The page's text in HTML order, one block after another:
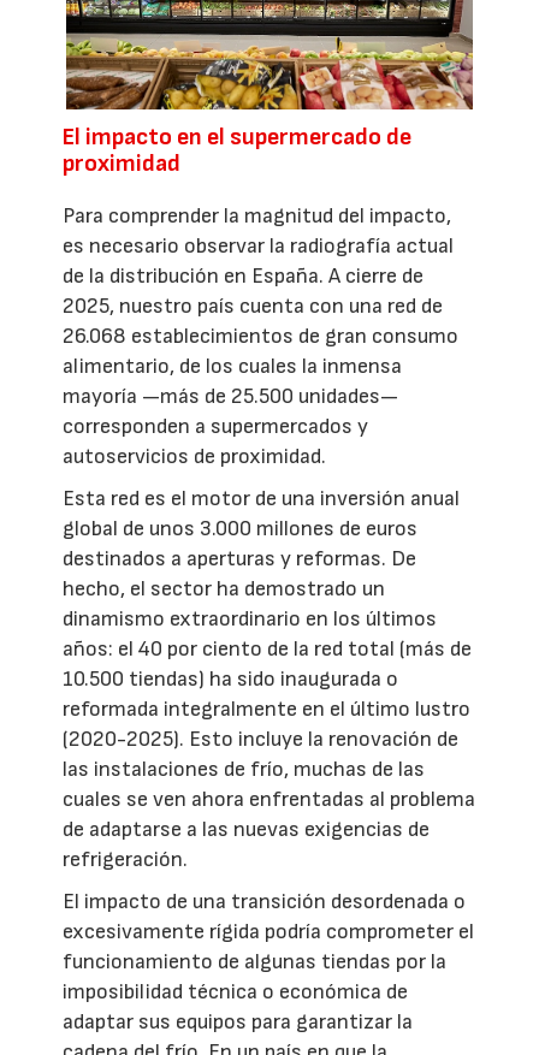
El impacto en el supermercado de
proximidad
Para comprender la magnitud del impacto,
es necesario observar la radiografía actual
de la distribución en España. A cierre de
2025, nuestro país cuenta con una red de
26.068 establecimientos de gran consumo
alimentario, de los cuales la inmensa
mayoría —más de 25.500 unidades—
corresponden a supermercados y
autoservicios de proximidad.
Esta red es el motor de una inversión anual
global de unos 3.000 millones de euros
destinados a aperturas y reformas. De
hecho, el sector ha demostrado un
dinamismo extraordinario en los últimos
años: el 40 por ciento de la red total (más de
10.500 tiendas) ha sido inaugurada o
reformada integralmente en el último lustro
(2020-2025). Esto incluye la renovación de
las instalaciones de frío, muchas de las
cuales se ven ahora enfrentadas al problema
de adaptarse a las nuevas exigencias de
refrigeración.
El impacto de una transición desordenada o
excesivamente rígida podría comprometer el
funcionamiento de algunas tiendas por la
imposibilidad técnica o económica de
adaptar sus equipos para garantizar la